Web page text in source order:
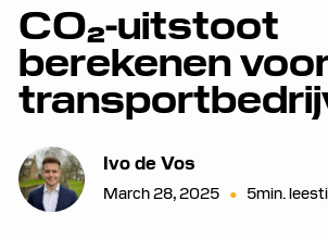
CO₂-uitstoot
berekenen
Ivo de Vos
March 28, 2025 • 5min.